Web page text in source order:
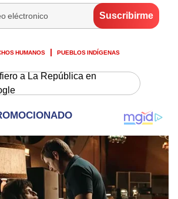
HUMANOS PUEBLOS INDÍGENAS
a La República en